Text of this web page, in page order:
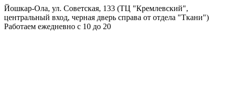
Йошкар-Ола, ул. Советская, 133 (ТЦ "Кремлевский",
центральный вход, черная дверь справа от отдела "Ткани")
Работаем ежедневно с 10 до 20